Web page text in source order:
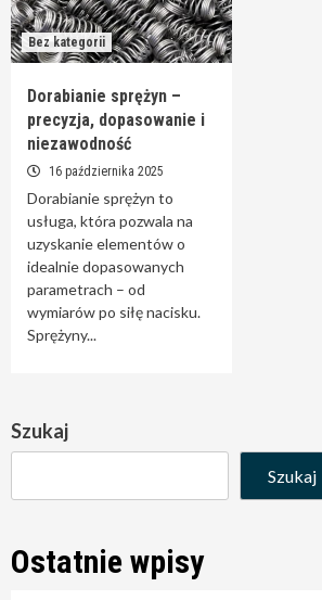
Bez kategorii
Dorabianie sprężyn –
precyzja, dopasowanie i
niezawodność
16 października 2025
Dorabianie sprężyn to
usługa, która pozwala na
uzyskanie elementów o
idealnie dopasowanych
parametrach – od
wymiarów po siłę nacisku.
Sprężyny...
Szukaj
Szukaj
Ostatnie wpisy